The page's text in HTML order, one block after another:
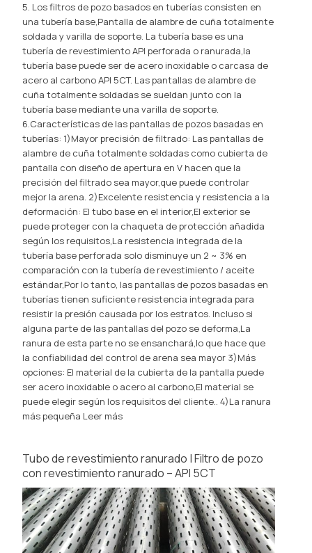
5. Los filtros de pozo basados ​​en tuberías consisten en
una tubería base,Pantalla de alambre de cuña totalmente
soldada y varilla de soporte. La tubería base es una
tubería de revestimiento API perforada o ranurada,la
tubería base puede ser de acero inoxidable o carcasa de
acero al carbono API 5CT. Las pantallas de alambre de
cuña totalmente soldadas se sueldan junto con la
tubería base mediante una varilla de soporte.
6.Características de las pantallas de pozos basadas en
tuberías: 1)Mayor precisión de filtrado: Las pantallas de
alambre de cuña totalmente soldadas como cubierta de
pantalla con diseño de apertura en V hacen que la
precisión del filtrado sea mayor,que puede controlar
mejor la arena. 2)Excelente resistencia y resistencia a la
deformación: El tubo base en el interior,El exterior se
puede proteger con la chaqueta de protección añadida
según los requisitos,La resistencia integrada de la
tubería base perforada solo disminuye un 2 ~ 3% en
comparación con la tubería de revestimiento / aceite
estándar,Por lo tanto, las pantallas de pozos basadas en
tuberías tienen suficiente resistencia integrada para
resistir la presión causada por los estratos. Incluso si
alguna parte de las pantallas del pozo se deforma,La
ranura de esta parte no se ensanchará,lo que hace que
la confiabilidad del control de arena sea mayor 3)Más
opciones: El material de la cubierta de la pantalla puede
ser acero inoxidable o acero al carbono,El material se
puede elegir según los requisitos del cliente.. 4)La ranura
más pequeña Leer más
Tubo de revestimiento ranurado | Filtro de pozo
con revestimiento ranurado – API 5CT